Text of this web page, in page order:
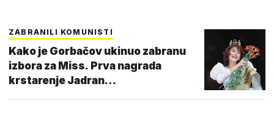
ZABRANILI KOMUNISTI
Kako je Gorbačov ukinuo zabranu
izbora za Miss. Prva nagrada
krstarenje Jadran…